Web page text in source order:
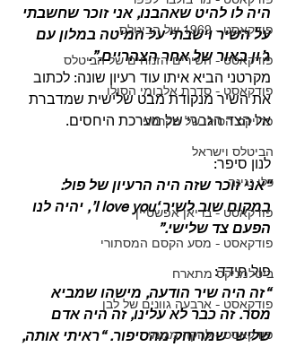
פודקאסט - 1969 של הביטלס
פודקאסט - השירים הזנוחים של הביטלס
פודקאסט - סדרת אלבומי הסולו
פרויקט הסולו של מקרטני
הביטלס וישראל
כלי נגינה
פודקאסט - בריאן אפשטיין
פודקאסט - מסע הקסם המסתורי
ביטלמניקס מתארח
פודקאסט - ארבעה גוונים של לבן
פודקאסט - להקה מגומי
היה לו להיט שאהבנו, אני זוכר שחשבתי
על השיר וישבתי על המיטה במלון עם
ג’ון באור של אחר הצהריים.”.
מקרטני הביא איתו עוד רעיון שונה: לכתוב
את השיר מנקודת מבט שלישית שמדברת
אל הצד הגברי של מערכת היחסים.
לנון סיפר:
“אני זוכר שזה היה הרעיון של פול:
במקום שוב לשיר ‘I love you’, יהיה לנו
הפעם צד שלישי.”
פול חידד:
“זה היה שיר הודעה, מישהו שמביא
מסר. זה כבר לא עלינו, זה היה אדם
שלישי שמרוחק מהסיפור. “ראיתי אותה,